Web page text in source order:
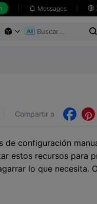
 Messages 
  
Compartir a 
de configuración
estos recursos para
lo que necesita.